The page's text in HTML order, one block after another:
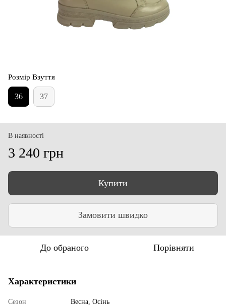
Розмір Взуття
36 37
В наявності
3 240 грн
Купити
Замовити швидко
До обраного Порівняти
Характеристики
Сезон
Весна, Осінь